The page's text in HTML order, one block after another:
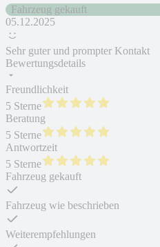
Fahrzeug gekauft
05.12.2025
Sehr guter und prompter Kontakt
Bewertungsdetails
Freundlichkeit
5 Sterne
Beratung
5 Sterne
Antwortzeit
5 Sterne
Fahrzeug gekauft
Fahrzeug wie beschrieben
Weiterempfehlungen